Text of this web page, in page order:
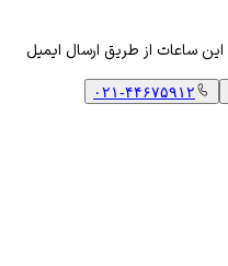
۰۲۱-۴۴۶۷۵۹۱۲